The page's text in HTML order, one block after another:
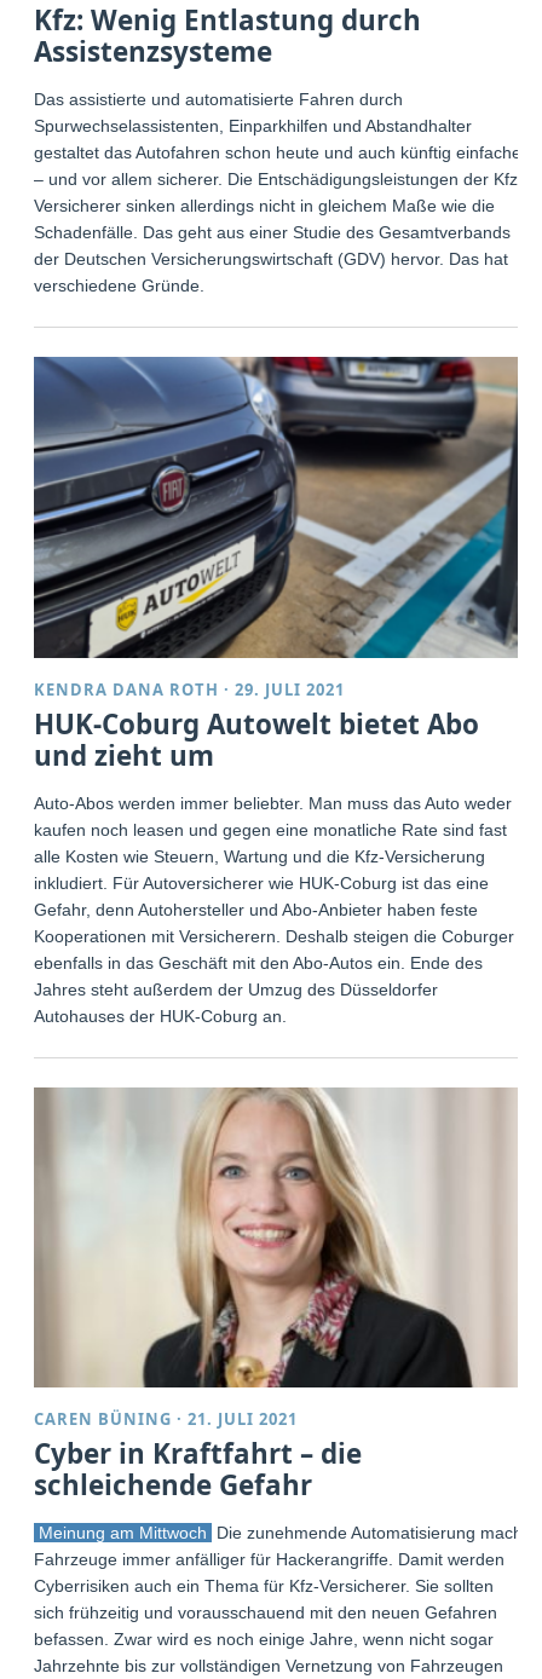
Kfz: Wenig Entlastung durch
Assistenzsysteme
Das assistierte und automatisierte Fahren durch
Spurwechselassistenten, Einparkhilfen und Abstandhalter
gestaltet das Autofahren schon heute und auch künftig einfacher
– und vor allem sicherer. Die Entschädigungsleistungen der Kfz-
Versicherer sinken allerdings nicht in gleichem Maße wie die
Schadenfälle. Das geht aus einer Studie des Gesamtverbands
der Deutschen Versicherungswirtschaft (GDV) hervor. Das hat
verschiedene Gründe.
KENDRA DANA ROTH ·29. JULI 2021
HUK-Coburg Autowelt bietet Abo
und zieht um
Auto-Abos werden immer beliebter. Man muss das Auto weder
kaufen noch leasen und gegen eine monatliche Rate sind fast
alle Kosten wie Steuern, Wartung und die Kfz-Versicherung
inkludiert. Für Autoversicherer wie HUK-Coburg ist das eine
Gefahr, denn Autohersteller und Abo-Anbieter haben feste
Kooperationen mit Versicherern. Deshalb steigen die Coburger
ebenfalls in das Geschäft mit den Abo-Autos ein. Ende des
Jahres steht außerdem der Umzug des Düsseldorfer
Autohauses der HUK-Coburg an.
CAREN BÜNING ·21. JULI 2021
Cyber in Kraftfahrt – die
schleichende Gefahr
Meinung am Mittwoch
Die zunehmende Automatisierung macht
Fahrzeuge immer anfälliger für Hackerangriffe. Damit werden
Cyberrisiken auch ein Thema für Kfz-Versicherer. Sie sollten
sich frühzeitig und vorausschauend mit den neuen Gefahren
befassen. Zwar wird es noch einige Jahre, wenn nicht sogar
Jahrzehnte bis zur vollständigen Vernetzung von Fahrzeugen